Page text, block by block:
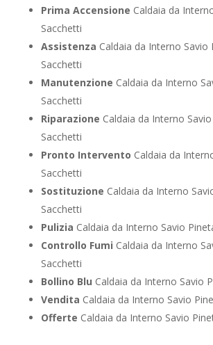
Prima Accensione Caldaia da
Sacchetti
Assistenza Caldaia da Interno Savio
Sacchetti
Manutenzione Caldaia da Interno
Sacchetti
Riparazione Caldaia da Interno
Sacchetti
Pronto Intervento Caldaia da
Sacchetti
Sostituzione Caldaia da Interno
Sacchetti
Pulizia Caldaia da Interno Savio
Controllo Fumi Caldaia da Interno
Sacchetti
Bollino Blu Caldaia da Interno Savio
Vendita Caldaia da Interno Savio
Offerte Caldaia da Interno Savio